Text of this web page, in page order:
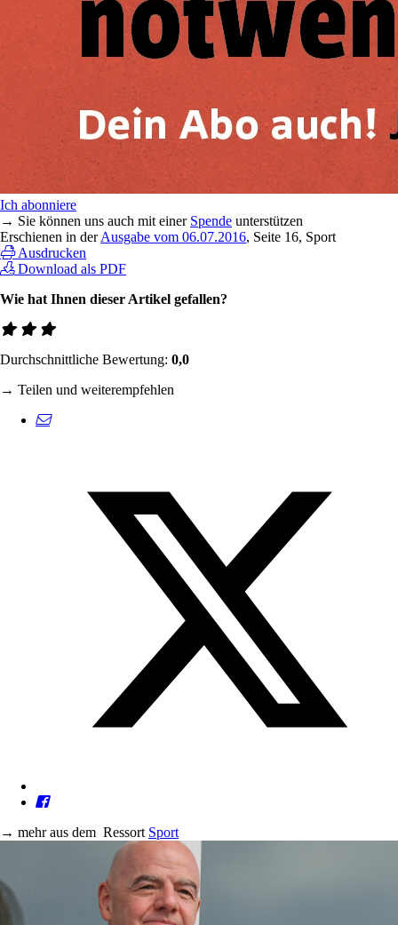
Ich abonniere
→ Sie können uns auch mit einer Spende unterstützen
Erschienen in derAusgabe vom 06.07.2016, Seite 16, Sport
Ausdrucken
Download als PDF
Wie hat Ihnen dieser Artikel gefallen?
Durchschnittliche Bewertung: 0,0
→ Teilen und weiterempfehlen
→ mehr aus dem Ressort Sport